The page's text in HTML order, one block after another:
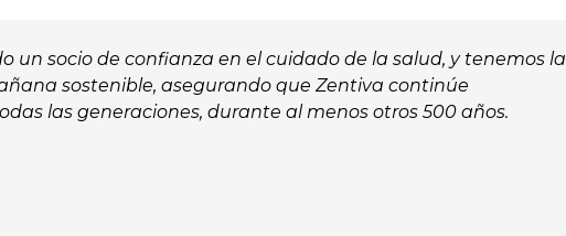
un socio de confianza en el cuidado de la salud, y tenemos la
sostenible, asegurando que Zentiva continúe
las generaciones, durante al menos otros 500 años.